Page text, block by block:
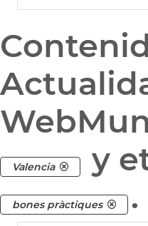
Valencia y
bones pràctiques .